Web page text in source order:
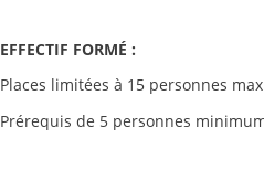
EFFECTIF FORMÉ :
Places limitées à 15 personnes
Prérequis de 5 personnes